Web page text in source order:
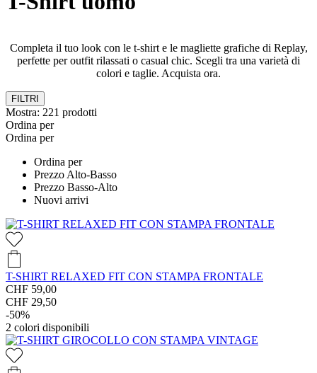
Completa il tuo look con le t-shirt e le magliette grafiche di Replay,
perfette per outfit rilassati o casual chic. Scegli tra una varietà di
colori e taglie. Acquista ora.
FILTRI
Mostra: 221 prodotti
Ordina per
Ordina per
Ordina per
Prezzo Alto-Basso
Prezzo Basso-Alto
Nuovi arrivi
T-SHIRT RELAXED FIT CON STAMPA FRONTALE
CHF 59,00
CHF 29,50
-50%
2 colori disponibili